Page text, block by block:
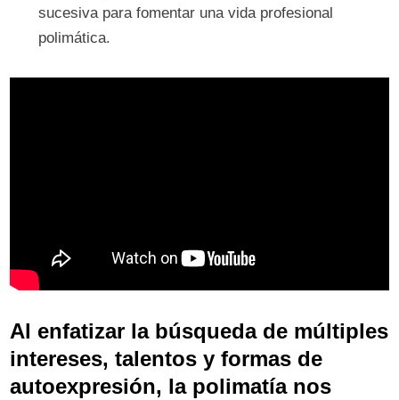
sucesiva para fomentar una vida profesional
polimática.
Al enfatizar la búsqueda de múltiples
intereses, talentos y formas de
autoexpresión, la polimatía nos